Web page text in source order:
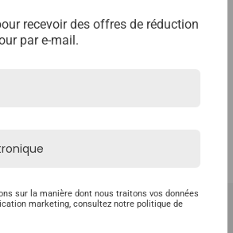
More Products
vous a-t-elle été utile ?
recevoir des offres de réduction
par e-mail.
sur la manière dont nous traitons vos données
marketing, consultez notre politique de